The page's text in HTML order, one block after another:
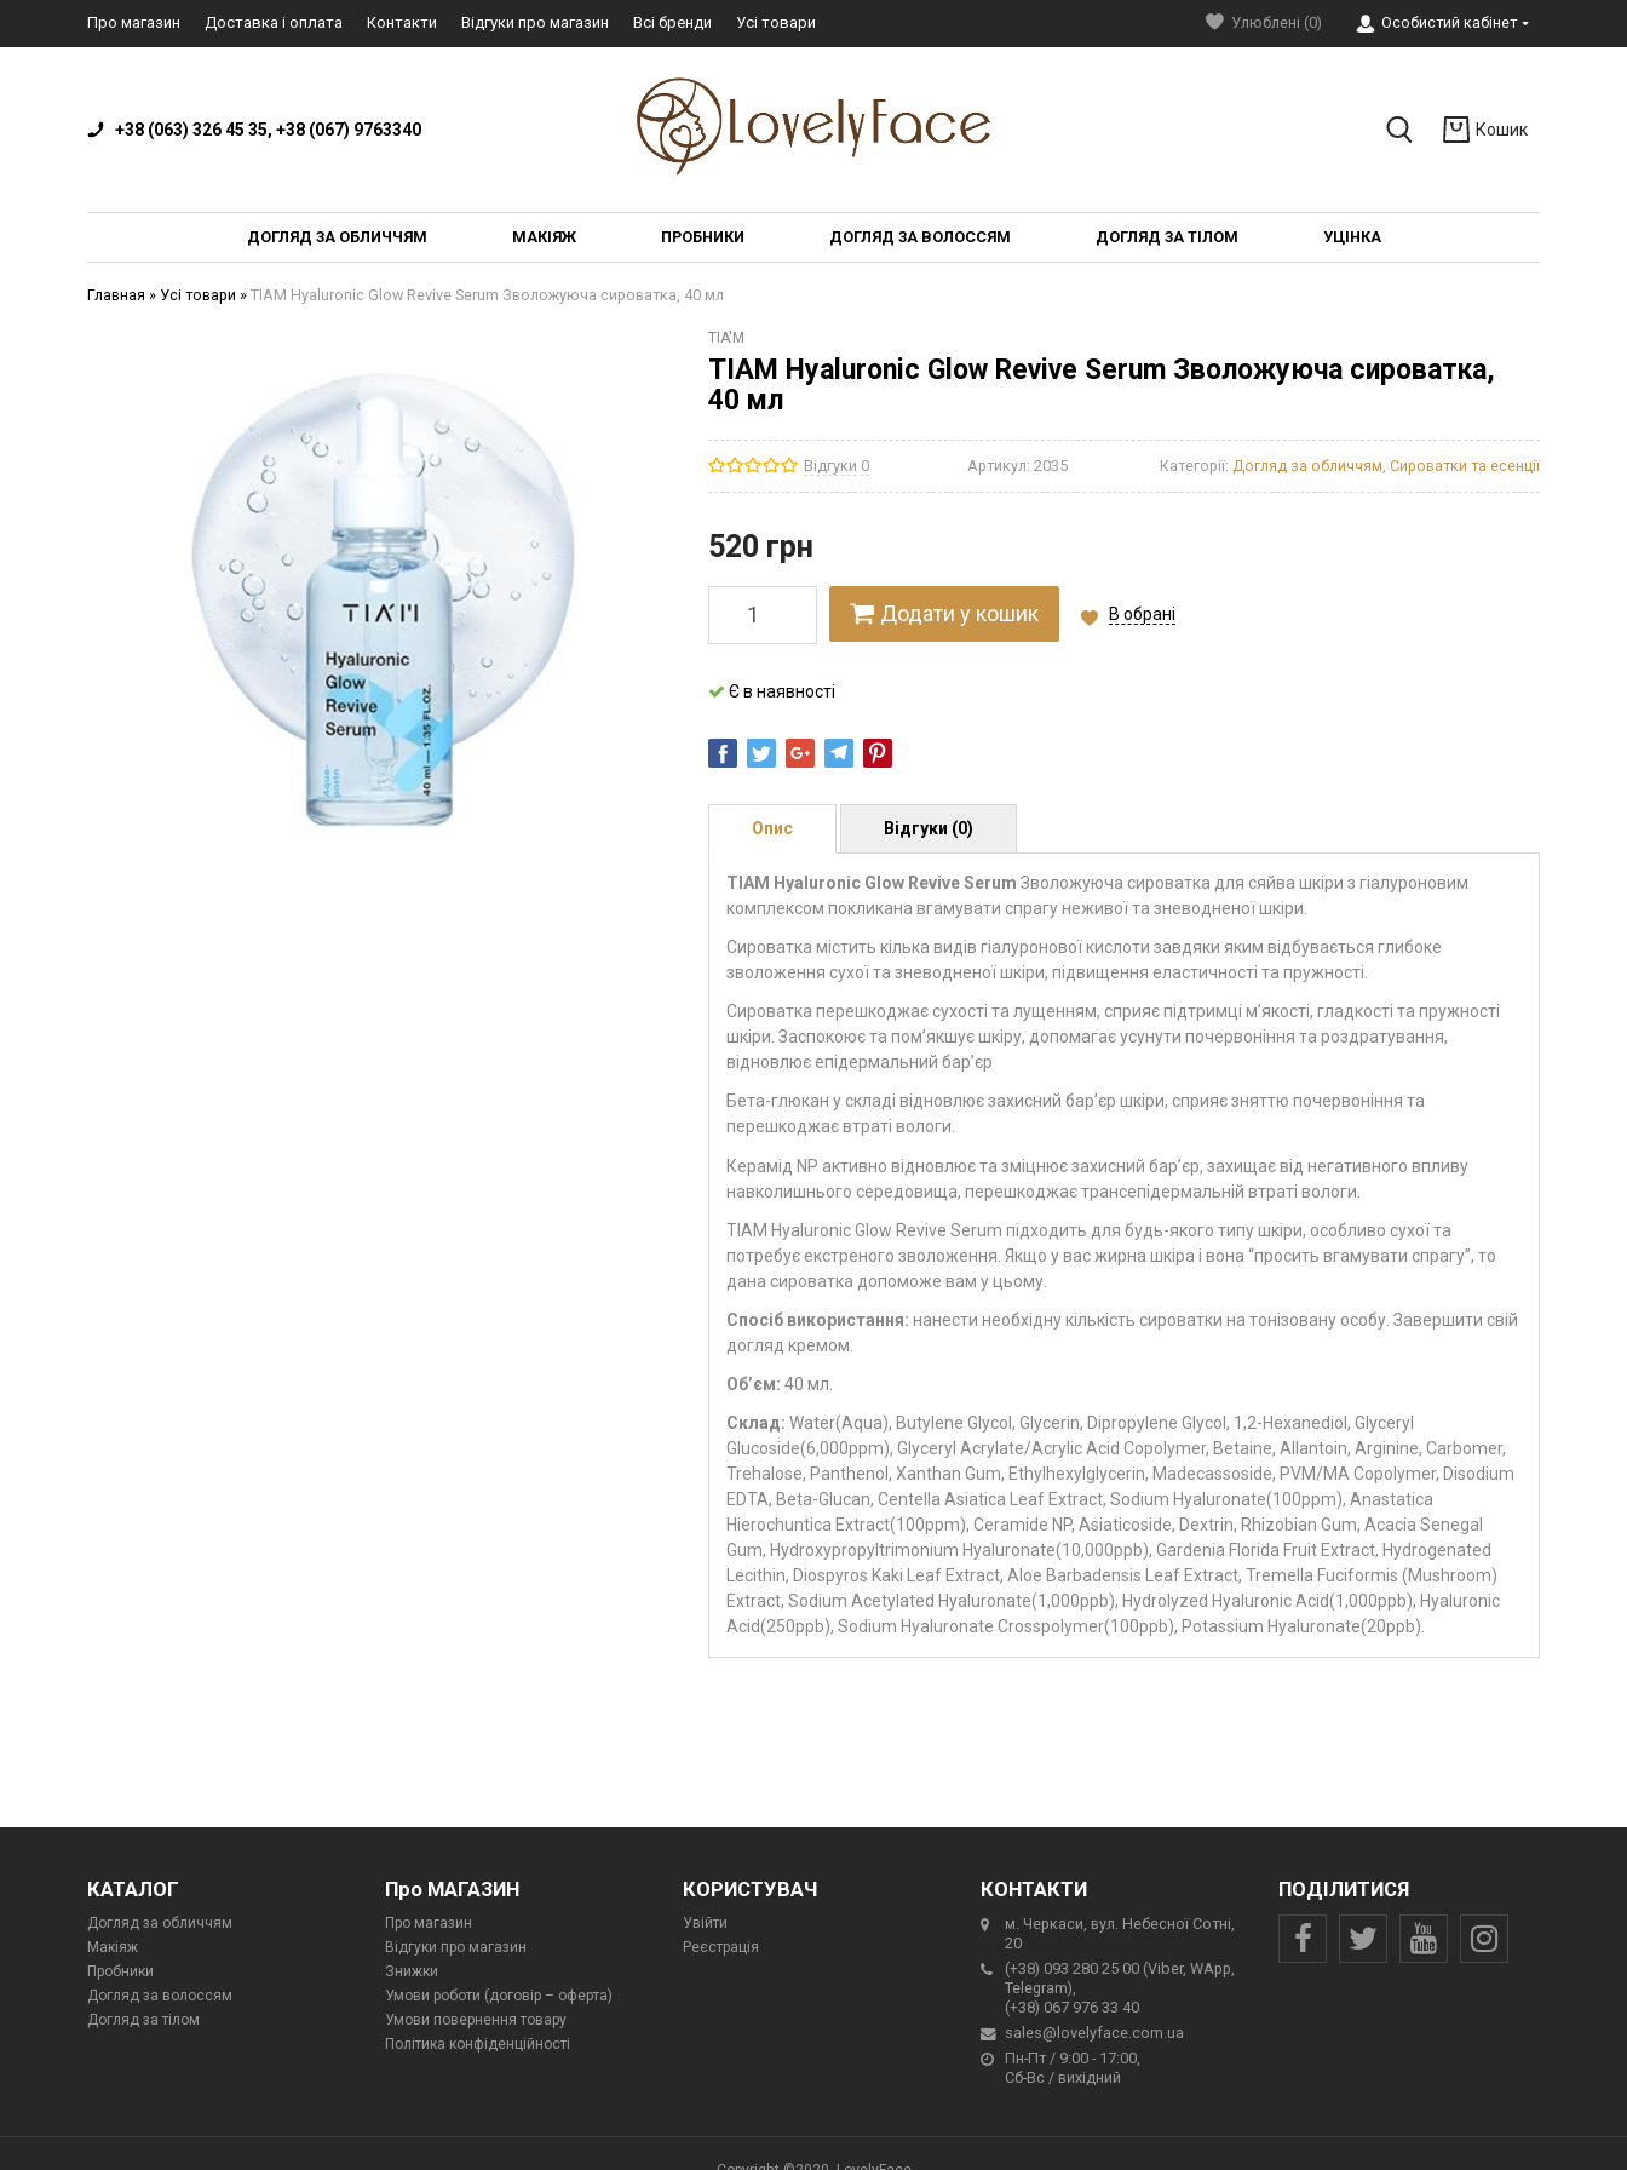
Про магазин Доставка і оплата Контакти Відгуки про магазин Всі бренди Усі товари Улюблені (0) Особистий кабінет
+38 (063) 326 45 35, +38 (067) 9763340 Кошик
ДОГЛЯД ЗА ОБЛИЧЧЯМ МАКІЯЖ ПРОБНИКИ ДОГЛЯД ЗА ВОЛОССЯМ ДОГЛЯД ЗА ТІЛОМ УЦІНКА
Главная » Усі товари » TIAM Hyaluronic Glow Revive Serum Зволожуюча сироватка, 40 мл
TIA'M
TIAM Hyaluronic Glow Revive Serum Зволожуюча сироватка,
40 мл
Відгуки 0 Артикул: 2035 Категорії: Догляд за обличчям Сироватки та есенції
520 грн
Додати у кошик В обрані
Є в наявності
Опис
TIAM Hyaluronic Glow Revive Serum Зволожуюча сироватка для сяйва шкіри з гіалуроновим
комплексом покликана вгамувати спрагу неживої та зневодненої шкіри.
Сироватка містить кілька видів гіалуронової кислоти завдяки яким відбувається глибоке
зволоження сухої та зневодненої шкіри, підвищення еластичності та пружності.
Сироватка перешкоджає сухості та лущенням, сприяє підтримці м’якості, гладкості та пружності
шкіри. Заспокоює та пом’якшує шкіру, допомагає усунути почервоніння та роздратування,
відновлює епідермальний бар’єр
Бета-глюкан у складі відновлює захисний бар’єр шкіри, сприяє зняттю почервоніння та
перешкоджає втраті вологи.
Керамід NP активно відновлює та зміцнює захисний бар’єр, захищає від негативного впливу
навколишнього середовища, перешкоджає трансепідермальній втраті вологи.
TIAM Hyaluronic Glow Revive Serum підходить для будь-якого типу шкіри, особливо сухої та
потребує екстреного зволоження. Якщо у вас жирна шкіра і вона “просить вгамувати спрагу”, то
дана сироватка допоможе вам у цьому.
Спосіб використання: нанести необхідну кількість сироватки на тонізовану особу. Завершити свій
догляд кремом.
Об’єм: 40 мл.
Склад: Water(Aqua), Butylene Glycol, Glycerin, Dipropylene Glycol, 1,2-Hexanediol, Glyceryl
Glucoside(6,000ppm), Glyceryl Acrylate/Acrylic Acid Copolymer, Betaine, Allantoin, Arginine, Carbomer,
Trehalose, Panthenol, Xanthan Gum, Ethylhexylglycerin, Madecassoside, PVM/MA Copolymer, Disodium
EDTA, Beta-Glucan, Centella Asiatica Leaf Extract, Sodium Hyaluronate(100ppm), Anastatica
Hierochuntica Extract(100ppm), Ceramide NP, Asiaticoside, Dextrin, Rhizobian Gum, Acacia Senegal
Gum, Hydroxypropyltrimonium Hyaluronate(10,000ppb), Gardenia Florida Fruit Extract, Hydrogenated
Lecithin, Diospyros Kaki Leaf Extract, Aloe Barbadensis Leaf Extract, Tremella Fuciformis (Mushroom)
Extract, Sodium Acetylated Hyaluronate(1,000ppb), Hydrolyzed Hyaluronic Acid(1,000ppb), Hyaluronic
Acid(250ppb), Sodium Hyaluronate Crosspolymer(100ppb), Potassium Hyaluronate(20ppb).
Відгуки (0)
КАТАЛОГ
Догляд за обличчям
Макіяж
Пробники
Догляд за волоссям
Догляд за тілом
Про МАГАЗИН
Про магазин
Відгуки про магазин
Знижки
Умови роботи (договір – оферта)
Умови повернення товару
Політика конфіденційності
КОРИСТУВАЧ
Увійти
Реєстрація
КОНТАКТИ
м. Черкаси, вул. Небесної Сотні,
20
(+38) 093 280 25 00 (Viber, WApp,
Telegram),
(+38) 067 976 33 40
sales@lovelyface.com.ua
Пн-Пт / 9:00 - 17:00,
Сб-Вс / вихідний
ПОДІЛИТИСЯ